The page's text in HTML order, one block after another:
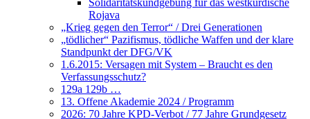
Solidaritätskundgebung für das westkurdische
Rojava
„Krieg gegen den Terror“ / Drei Generationen
„tödlicher“ Pazifismus, tödliche Waffen und der klare
Standpunkt der DFG/VK
1.6.2015: Versagen mit System – Braucht es den
Verfassungsschutz?
129a 129b …
13. Offene Akademie 2024 / Programm
2026: 70 Jahre KPD-Verbot / 77 Jahre Grundgesetz